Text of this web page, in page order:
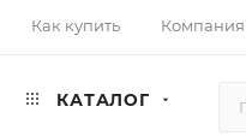
Как купить Компания
КАТАЛОГ